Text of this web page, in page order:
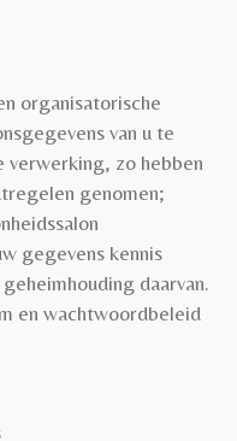
organisatorische
van u te
verwerking, zo hebben
genomen;
gegevens kennis
daarvan.
en wachtwoordbeleid